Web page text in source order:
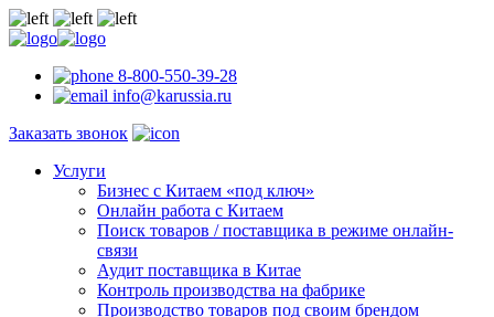
8-800-550-39-28
info@karussia.ru
Заказать звонок
Услуги
Бизнес с Китаем «под ключ»
Онлайн работа с Китаем
Поиск товаров / поставщика в режиме онлайн-
связи
Аудит поставщика в Китае
Контроль производства на фабрике
Производство товаров под своим брендом